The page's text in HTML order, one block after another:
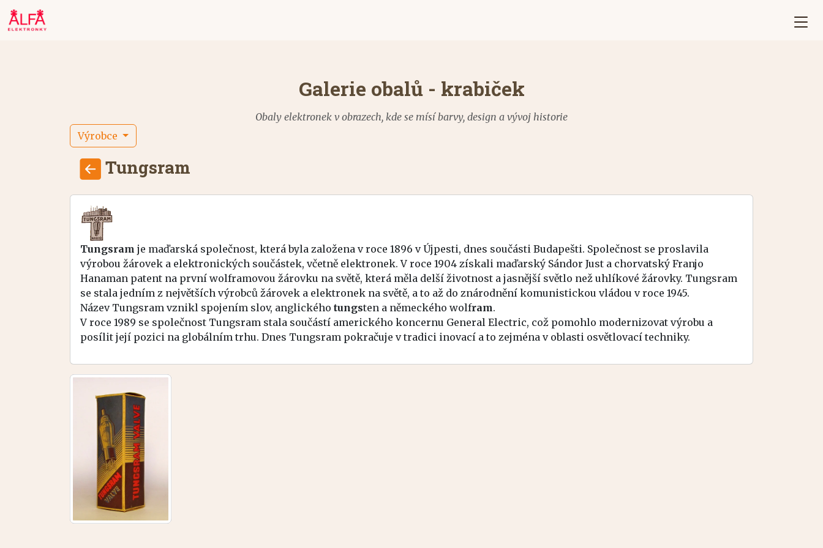
Galerie obalů - krabiček
Obaly elektronek v obrazech, kde se mísí barvy, design a vývoj historie
Výrobce
Tungsram
Tungsram je maďarská společnost, která byla založena v roce 1896 v Újpesti, dnes součásti Budapešti. Společnost se proslavila
výrobou žárovek a elektronických součástek, včetně elektronek. V roce 1904 získali maďarský Sándor Just a chorvatský Franjo
Hanaman patent na první wolframovou žárovku na světě, která měla delší životnost a jasnější světlo než uhlíkové žárovky. Tungsram
se stala jedním z největších výrobců žárovek a elektronek na světě, a to až do znárodnění komunistickou vládou v roce 1945.
Název Tungsram vznikl spojením slov, anglického tungsten a německého wolfram.
V roce 1989 se společnost Tungsram stala součástí amerického koncernu General Electric, což pomohlo modernizovat výrobu a
posílit její pozici na globálním trhu. Dnes Tungsram pokračuje v tradici inovací a to zejména v oblasti osvětlovací techniky.